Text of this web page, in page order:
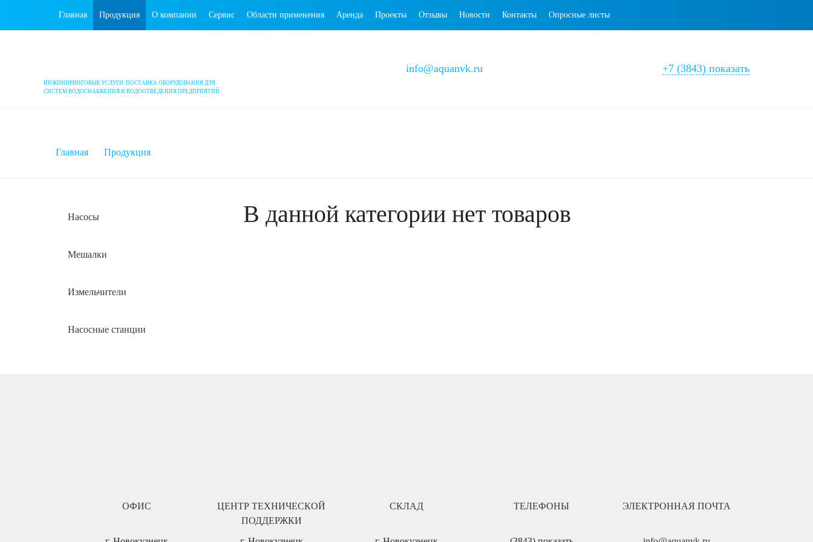
Главная Продукция О компании Сервис Области применения Аренда Проекты Отзывы Новости Контакты Опросные листы
ИНЖИНИРИНГОВЫЕ УСЛУГИ. ПОСТАВКА ОБОРУДОВАНИЯ ДЛЯ
СИСТЕМ ВОДОСНАБЖЕНИЯ И ВОДООТВЕДЕНИЯ ПРЕДПРИЯТИЙ
info@aquanvk.ru +7 (3843) показать
Главная Продукция
Насосы
Мешалки
Измельчители
Насосные станции
В данной категории нет товаров
ОФИС
ЦЕНТР ТЕХНИЧЕСКОЙ
ПОДДЕРЖКИ
СКЛАД ТЕЛЕФОНЫ ЭЛЕКТРОННАЯ ПОЧТА